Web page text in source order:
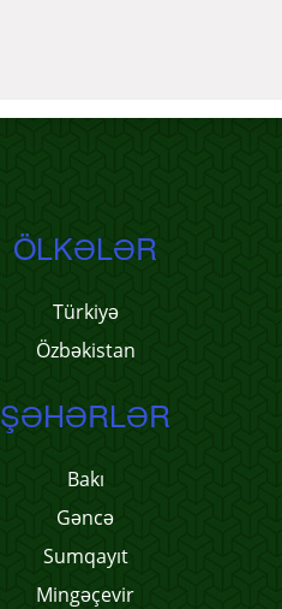
ÖLKƏLƏR
Türkiyə
Özbəkistan
ŞƏHƏRLƏR
Bakı
Gəncə
Sumqayıt
Mingəçevir